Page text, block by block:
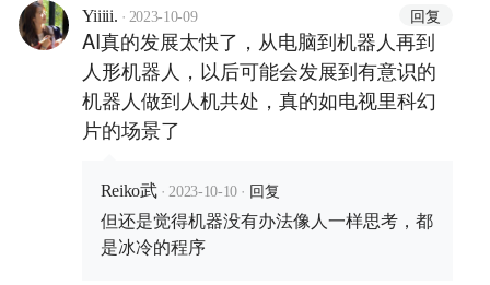
Yiiiii. · 2023-10-09 回复
AI真的发展太快了，从电脑到机器人再到
人形机器人，以后可能会发展到有意识的
机器人做到人机共处，真的如电视里科幻
片的场景了
Reiko武 · 2023-10-10 · 回复
但还是觉得机器没有办法像人一样思考，都
是冰冷的程序